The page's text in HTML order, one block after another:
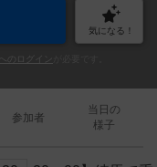
気になる！
のログイン
参加者
当日の
様子